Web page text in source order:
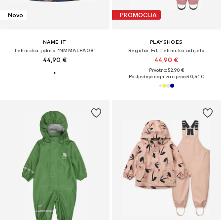
Novo
NAME IT
Tehnička jakna 'NMMALFA08'
44,90 €
PROMOCIJA
PLAYSHOES
Regular Fit Tehničko odijelo
44,90 €
Prvotno: 52,90 €
Posljednja najniža cijena:40,41 €